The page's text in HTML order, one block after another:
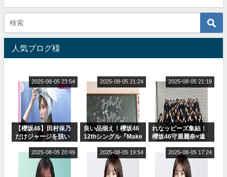
人気ブログ様
【櫻坂46】田村保乃
だけジャージを脱い
2025-08-05 23:54
良い品揃え！櫻坂46
12thシングル『Make
ャルグッズ絶賛販売
2025-08-05 21:24
れなッピーズ集結！
櫻坂46守屋麗奈×遠
ット！」水曜スタジ
オ出演決定
2025-08-05 21:19
2025-08-05 20:49 2025-08-05 19:54 2025-08-05 17:24